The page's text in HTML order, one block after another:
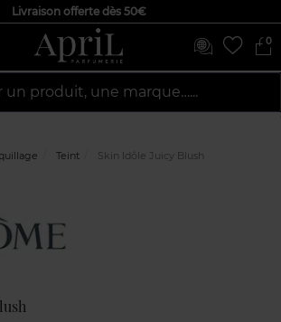
Livraison offerte dès 50€
0
un produit, une marque…...
Teint Skin Idôle Juicy Blush